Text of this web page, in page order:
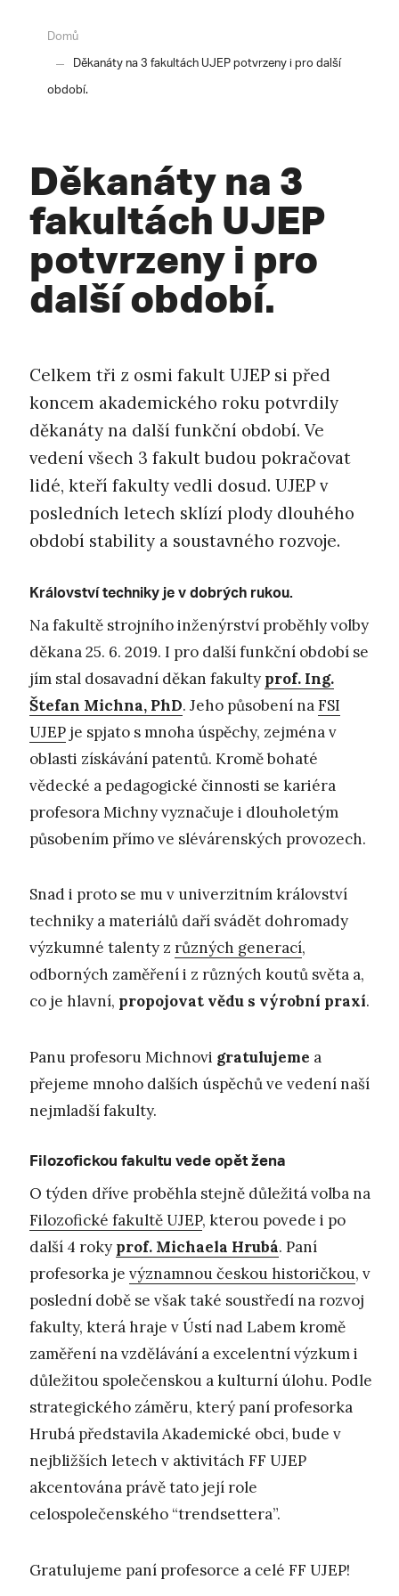
Domů
Děkanáty na 3 fakultách UJEP potvrzeny i pro další
období.
Děkanáty na 3
fakultách UJEP
potvrzeny i pro
další období.
Celkem tři z osmi fakult UJEP si před
koncem akademického roku potvrdily
děkanáty na další funkční období. Ve
vedení všech 3 fakult budou pokračovat
lidé, kteří fakulty vedli dosud. UJEP v
posledních letech sklízí plody dlouhého
období stability a soustavného rozvoje.
Království techniky je v dobrých rukou.
Na fakultě strojního inženýrství proběhly volby
děkana 25. 6. 2019. I pro další funkční období se
jím stal dosavadní děkan fakulty prof. Ing.
Štefan Michna, PhD. Jeho působení naFSI
UJEP je spjato s mnoha úspěchy, zejména v
oblasti získávání patentů. Kromě bohaté
vědecké a pedagogické činnosti se kariéra
profesora Michny vyznačuje i dlouholetým
působením přímo ve slévárenských provozech.
Snad i proto se mu v univerzitním království
techniky a materiálů daří svádět dohromady
výzkumné talenty z různých generací,
odborných zaměření i z různých koutů světa a,
co je hlavní, propojovat vědu s výrobní praxí.
Panu profesoru Michnovi gratulujeme a
přejeme mnoho dalších úspěchů ve vedení naší
nejmladší fakulty.
Filozofickou fakultu vede opět žena
O týden dříve proběhla stejně důležitá volba na
Filozofické fakultě UJEP, kterou povede i po
další 4 roky prof. Michaela Hrubá. Paní
profesorka je významnou českou historičkou, v
poslední době se však také soustředí na rozvoj
fakulty, která hraje v Ústí nad Labem kromě
zaměření na vzdělávání a excelentní výzkum i
důležitou společenskou a kulturní úlohu. Podle
strategického záměru, který paní profesorka
Hrubá představila Akademické obci, bude v
nejbližších letech v aktivitách FF UJEP
akcentována právě tato její role
celospolečenského “trendsettera”.
Gratulujeme paní profesorce a celé FF UJEP!